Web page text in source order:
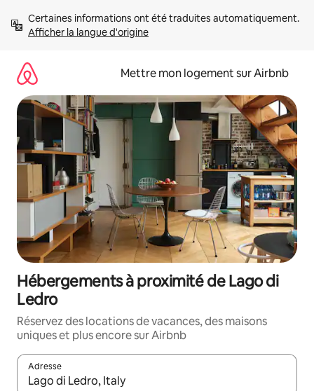
directement
Afficher la langue d'origine
Mettre mon logement sur Airbnb
Hébergements à proximité de Lago di
Ledro
Réservez des locations de vacances, des maisons
uniques et plus encore sur Airbnb
Adresse
Lorsque les résultats s'affichent, utilisez les flèches vers le